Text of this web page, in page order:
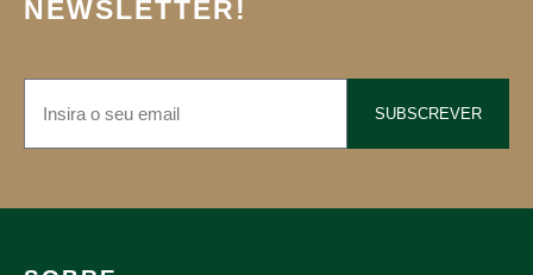
NEWSLETTER!
SUBSCREVER